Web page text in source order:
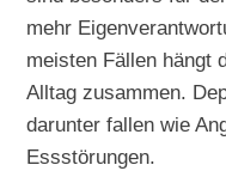
mehr
meisten Fällen hängt
Alltag zusammen.
darunter fallen wie
Essstörungen.